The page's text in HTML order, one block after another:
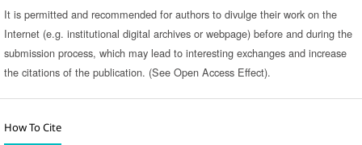
It is permitted and recommended for authors to divulge their work on the
Internet (e.g. institutional digital archives or webpage) before and during the
submission process, which may lead to interesting exchanges and increase
the citations of the publication. (See Open Access Effect).
How To Cite